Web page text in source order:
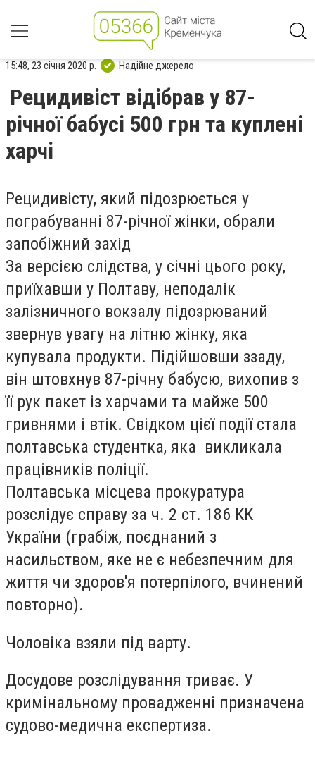
15:48, 23 січня 2020 р. Надійне джерело
Рецидивіст відібрав у 87-
річної бабусі 500 грн та куплені
харчі
Рецидивісту, який підозрюється у
пограбуванні 87-річної жінки, обрали
запобіжний захід
За версією слідства, у січні цього року,
приїхавши у Полтаву, неподалік
залізничного вокзалу підозрюваний
звернув увагу на літню жінку, яка
купувала продукти. Підійшовши ззаду,
він штовхнув 87-річну бабусю, вихопив з
її рук пакет із харчами та майже 500
гривнями і втік. Свідком цієї події стала
полтавська студентка, яка викликала
працівників поліції.
Полтавська місцева прокуратура
розслідує справу за ч. 2 ст. 186 КК
України (грабіж, поєднаний з
насильством, яке не є небезпечним для
життя чи здоров'я потерпілого, вчинений
повторно).
Чоловіка взяли під варту.
Досудове розслідування триває. У
кримінальному провадженні призначена
судово-медична експертиза.